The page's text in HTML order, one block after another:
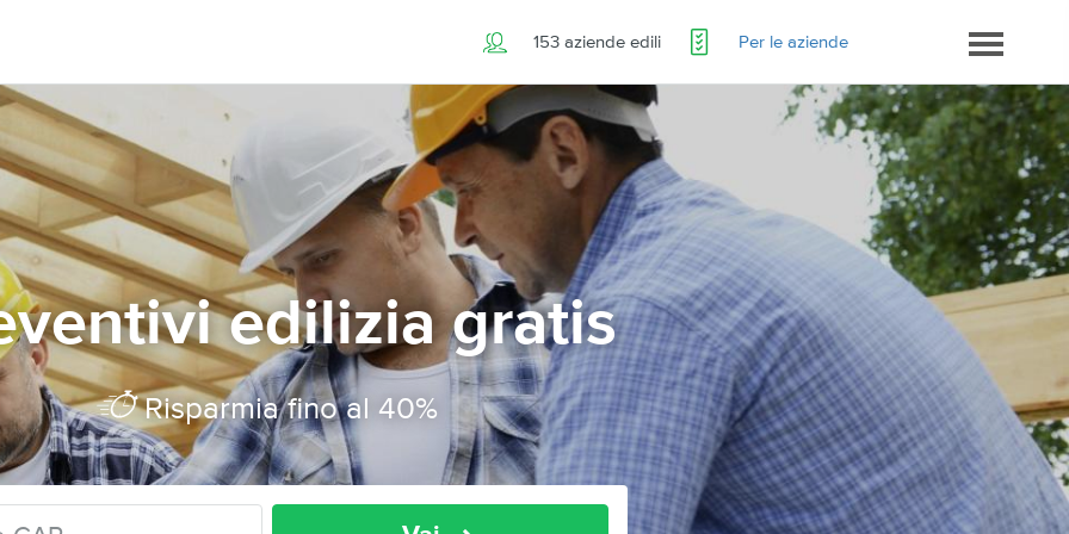
153 aziende edili Per le aziende
edilizia gratis
Risparmia fino al 40%